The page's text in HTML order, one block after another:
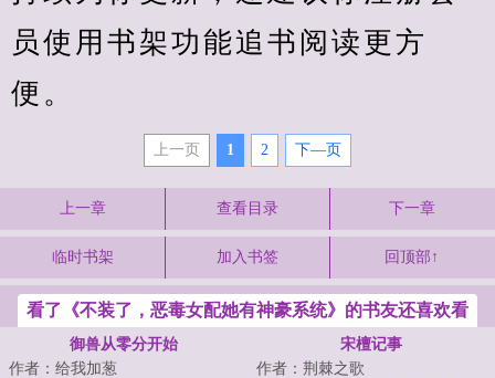
员使用书架功能追书阅读更方
便。
上一页 1 2 下—页
上一章 查看目录 下一章
临时书架 加入书签 回顶部↑
看了《不装了，恶毒女配她有神豪系统》的书友还喜欢看
御兽从零分开始
作者：给我加葱
宋檀记事
作者：荆棘之歌